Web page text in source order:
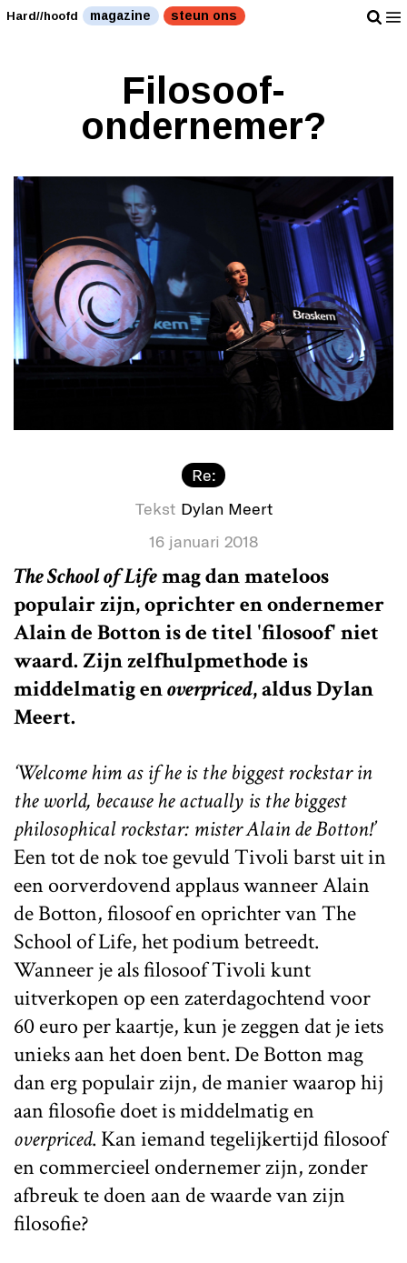
Hard//hoofd magazine steun ons
Filosoof-
ondernemer?
Re:
Tekst Dylan Meert
16 januari 2018
The School of Lifemag dan mateloos
populair zijn, oprichter en ondernemer
Alain de Botton is de titel 'filosoof' niet
waard. Zijn zelfhulpmethode is
middelmatig enoverpriced, aldus Dylan
Meert.
‘Welcome him as if he is the biggest rockstar in
the world, because he actually is the biggest
philosophical rockstar: mister Alain de Botton!’
Een tot de nok toe gevuld Tivoli barst uit in
een oorverdovend applaus wanneer Alain
de Botton, filosoof en oprichter van The
School of Life, het podium betreedt.
Wanneer je als filosoof Tivoli kunt
uitverkopen op een zaterdagochtend voor
60 euro per kaartje, kun je zeggen dat je iets
unieks aan het doen bent. De Botton mag
dan erg populair zijn, de manier waarop hij
aan filosofie doet is middelmatig en
overpriced. Kan iemand tegelijkertijd filosoof
en commercieel ondernemer zijn, zonder
afbreuk te doen aan de waarde van zijn
filosofie?